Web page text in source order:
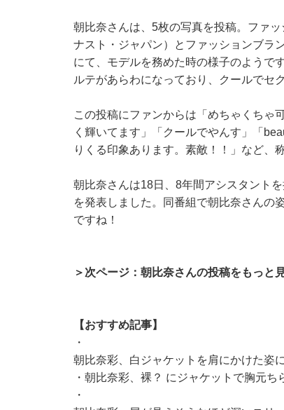
朝比奈さんは、5枚の写真を投稿。ファ
ナスト・ジャパン）とファッションブラ
にて、モデルを務めた時の様子のようで
ルテがあらわになっており、クールでセ
この投稿にファンからは「めちゃくちゃ
く輝いてます」「クールでやんす」「
りくる印象あります。素敵！！」など、
朝比奈さんは18日、8年間アシスタント
を発表しました。同番組で朝比奈さんの
ですね！
＞次ページ：朝比奈さんの投稿をもっと
【おすすめ記事】
・
朝比奈彩、白ジャケットを肩にかけた姿
・ 朝比奈彩、裸？ にジャケットで胸元ち
・